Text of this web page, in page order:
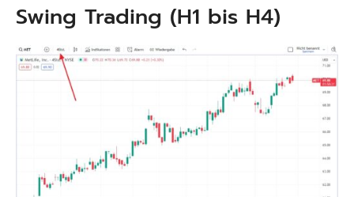
Swing Trading (H1 bis H4)